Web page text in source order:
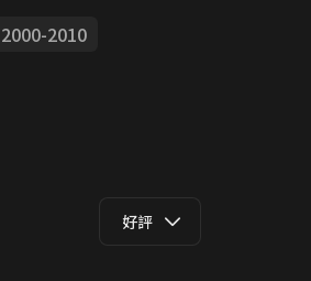
2000-2010
好評